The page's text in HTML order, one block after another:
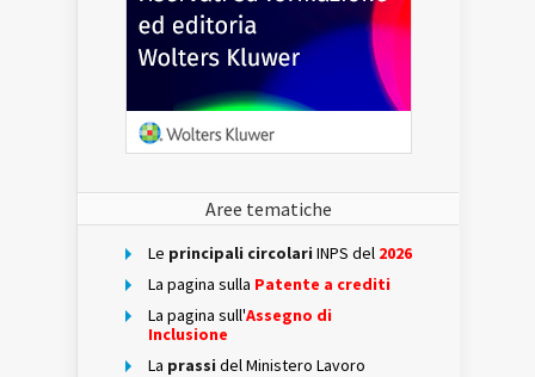
Aree tematiche
Le principali circolari INPS del 2026
La pagina sulla Patente a crediti
La pagina sull'Assegno di
Inclusione
La prassi del Ministero Lavoro